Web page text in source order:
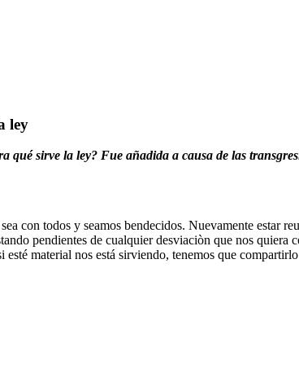
ley
qué sirve la ley? Fue añadida a causa de las
con todos y seamos bendecidos. Nuevamente estar
pendientes de cualquier desviaciòn que nos
esté material nos está sirviendo, tenemos que